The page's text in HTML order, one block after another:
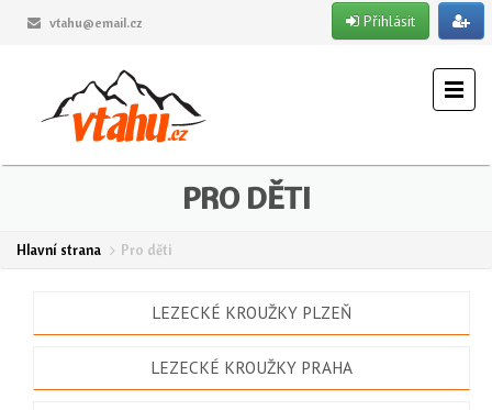
vtahu@email.cz Přihlásit
PRO DĚTI
Hlavní strana Pro děti
LEZECKÉ KROUŽKY PLZEŇ
LEZECKÉ KROUŽKY PRAHA